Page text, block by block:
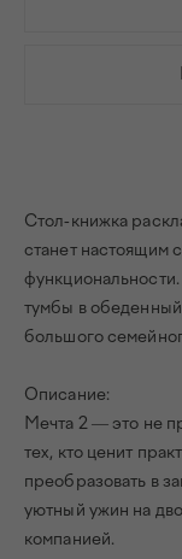
Стол-книжка
станет настоящим
тумбы в
большого
Описание:
Мечта 2 — это не
тех, кто ценит
преобразовать в
уютный ужин на
компанией.